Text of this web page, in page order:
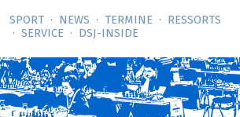
SPORT NEWS TERMINE
RESSORTS
SERVICE
DSJ-­INSIDE